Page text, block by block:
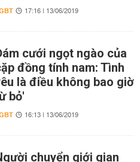
17:16 | 13/06/2019
cưới ngọt ngào của
đồng tính nam: Tình
là điều không bao giờ
bỏ'
16:13 | 13/06/2019
chuyển giới gian